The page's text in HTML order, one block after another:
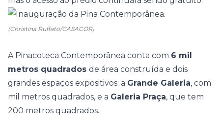
(Christina Ruffato/CASACOR)
A Pinacoteca Contemporânea conta com 6 mil
metros quadrados de área construída e dois
grandes espaços expositivos: a Grande Galeria, com
mil metros quadrados, e a Galeria Praça, que tem
200 metros quadrados.